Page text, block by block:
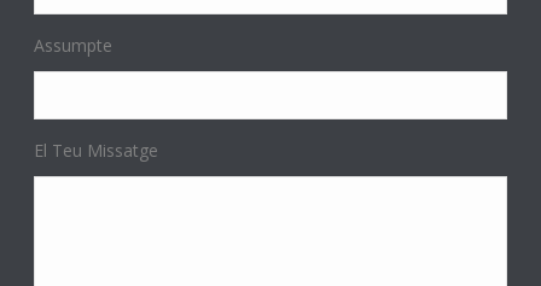
Assumpte
El Teu Missatge